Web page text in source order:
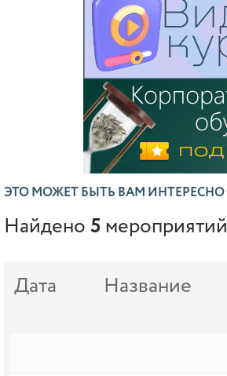
ЭТО МОЖЕТ БЫТЬ ВАМ ИНТЕРЕСНО
Найдено5 мероприятий
Дата
Название